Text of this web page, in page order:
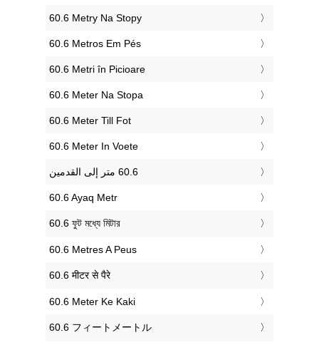
‎60.6 Metry Na Stopy
‎60.6 Metros Em Pés
‎60.6 Metri în Picioare
‎60.6 Meter Na Stopa
‎60.6 Meter Till Fot
‎60.6 Meter In Voete
‎60.6 Ayaq Metr
‎60.6 ফুট মধ্যে মিটার
‎60.6 Metres A Peus
‎60.6 मीटर से पैरे
‎60.6 Meter Ke Kaki
‎60.6 フィートメートル